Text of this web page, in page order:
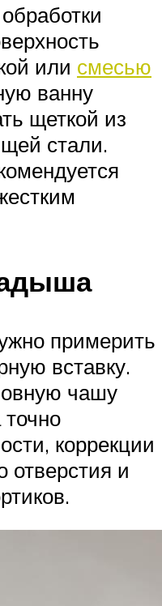
или смесью
ванну
щеткой из
стали.
примерить
вставку.
чашу
коррекции
отверстия и